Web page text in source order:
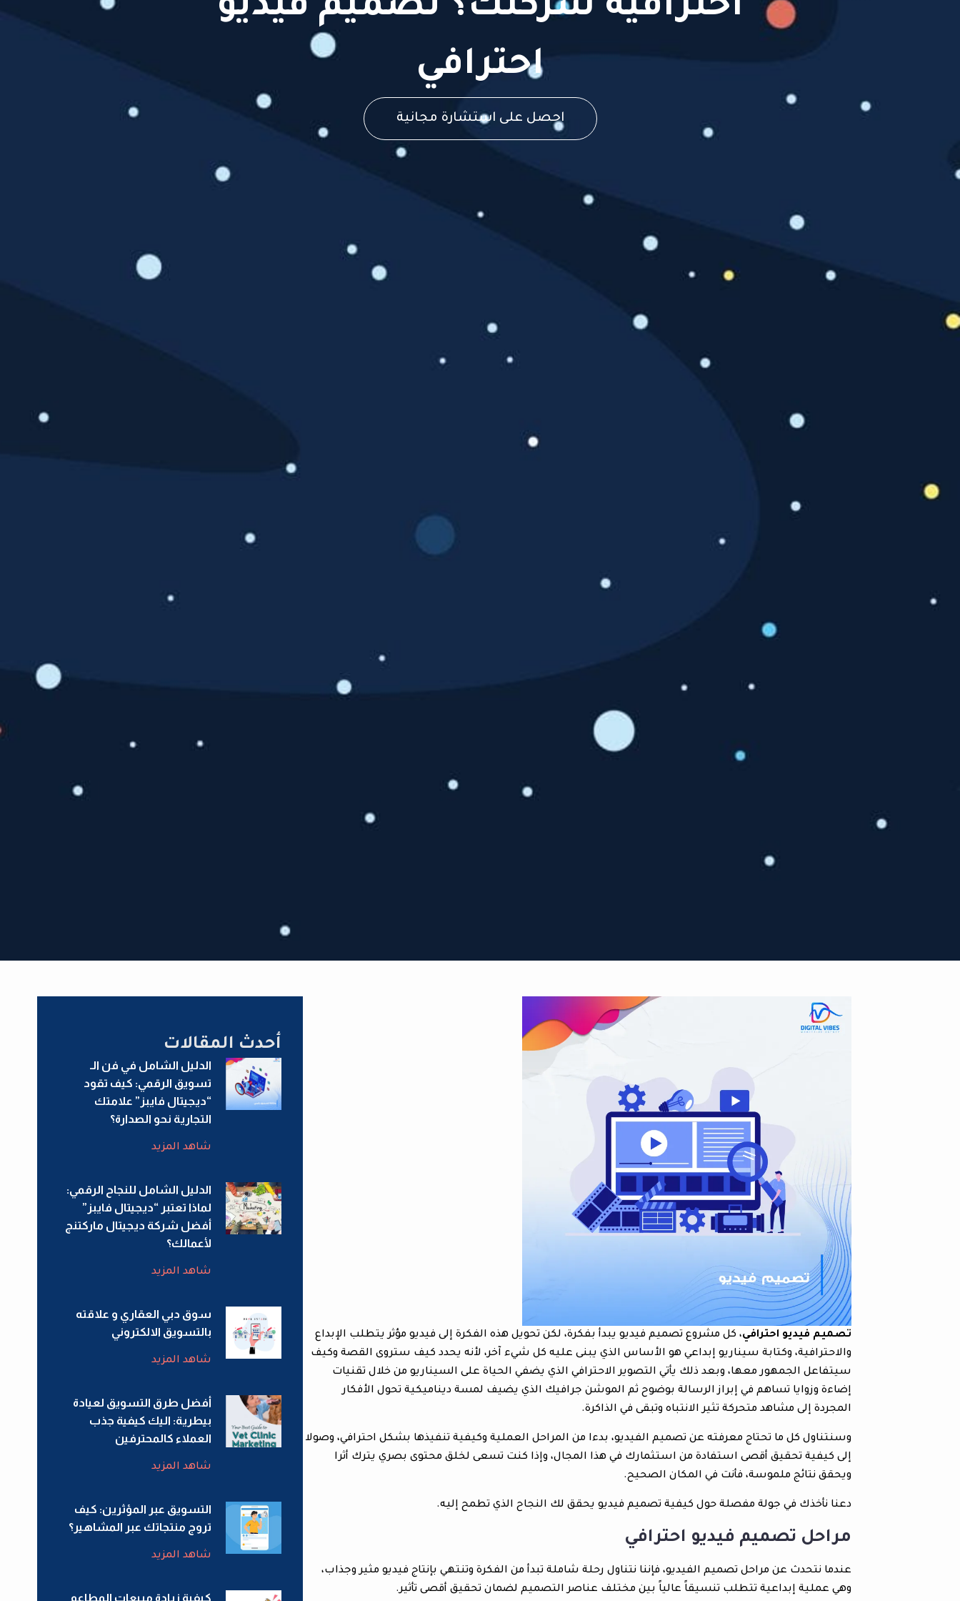
احترافية شركتك؟ تصميم فيديو
احترافي
احصل على استشارة مجانية
تصميم فيديو احترافي، كل مشروع تصميم فيديو يبدأ بفكرة، لكن تحويل هذه الفكرة إلى فيديو مؤثر يتطلب الإبداع
والاحترافية، وكتابة سيناريو إبداعي هو الأساس الذي يبنى عليه كل شيء آخر، لأنه يحدد كيف ستروى القصة وكيف
سيتفاعل الجمهور معها، وبعد ذلك يأتي التصوير الاحترافي الذي يضفي الحياة على السيناريو من خلال تقنيات
إضاءة وزوايا تساهم في إبراز الرسالة بوضوح ثم الموشن جرافيك الذي يضيف لمسة ديناميكية تحول الأفكار
المجردة إلى مشاهد متحركة تثير الانتباه وتبقى في الذاكرة.
وسنتناول كل ما تحتاج معرفته عن تصميم الفيديو، بدءا من المراحل العملية وكيفية تنفيذها بشكل احترافي، وصولا
إلى كيفية تحقيق أقصى استفادة من استثمارك في هذا المجال، وإذا كنت تسعى لخلق محتوى بصري يترك أثرا
ويحقق نتائج ملموسة، فأنت في المكان الصحيح.
دعنا نأخذك في جولة مفصلة حول كيفية تصميم فيديو يحقق لك النجاح الذي تطمح إليه.
مراحل تصميم فيديو احترافي
عندما نتحدث عن مراحل تصميم الفيديو، فإننا نتناول رحلة شاملة تبدأ من الفكرة وتنتهي بإنتاج فيديو مثير وجذاب،
وهي عملية إبداعية تتطلب تنسيقاً عالياً بين مختلف عناصر التصميم لضمان تحقيق أقصى تأثير.
أحدث المقالات
الدليل الشامل في فن الـ
تسويق الرقمي: كيف تقود
“ديجيتال فايبز” علامتك
التجارية نحو الصدارة؟
شاهد المزيد
الدليل الشامل للنجاح الرقمي:
لماذا تعتبر “ديجيتال فايبز”
أفضل شركة ديجيتال ماركتنج
لأعمالك؟
شاهد المزيد
سوق دبي العقاري و علاقته
بالتسويق الالكتروني
شاهد المزيد
أفضل طرق التسويق لعيادة
بيطرية: اليك كيفية جذب
العملاء كالمحترفين
شاهد المزيد
التسويق عبر المؤثرين: كيف
تروج منتجاتك عبر المشاهير؟
شاهد المزيد
كيفية زيادة مبيعات المطاعم